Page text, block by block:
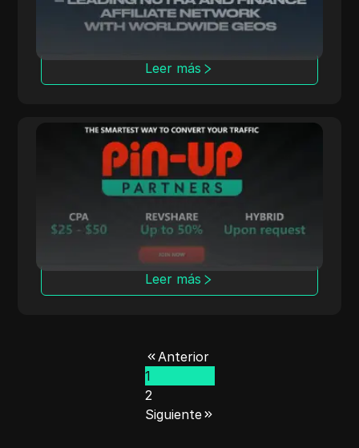
Leer más
Pin-up.Partners
Pin-up.Partners ofrece modelos CPA y
híbridos competitivos para la conversión de
tráfico de juegos de azar.
Leer más
Anterior
1
2
Siguiente